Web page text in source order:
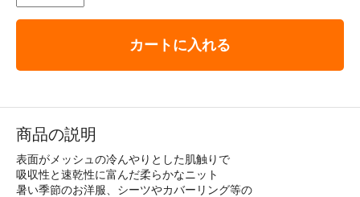
カートに入れる
商品の説明
表面がメッシュの冷んやりとした肌触りで
吸収性と速乾性に富んだ柔らかなニット
暑い季節のお洋服、シーツやカバーリング等の